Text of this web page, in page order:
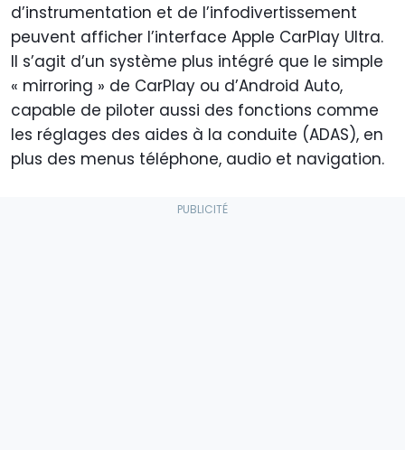
d’instrumentation et de l’infodivertissement
peuvent afficher l’interface Apple CarPlay Ultra.
Il s’agit d’un système plus intégré que le simple
« mirroring » de CarPlay ou d’Android Auto,
capable de piloter aussi des fonctions comme
les réglages des aides à la conduite (ADAS), en
plus des menus téléphone, audio et navigation.